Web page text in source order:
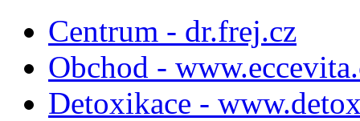
Centrum - dr.frej.cz
Obchod -
Detoxikace -